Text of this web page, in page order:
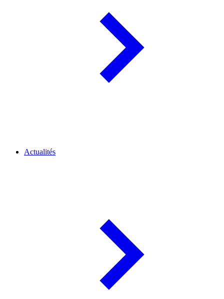
Actualités